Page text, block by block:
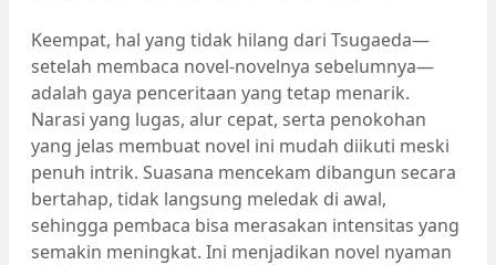
Keempat, hal yang tidak hilang dari Tsugaeda—
setelah membaca novel-novelnya sebelumnya—
adalah gaya penceritaan yang tetap menarik.
Narasi yang lugas, alur cepat, serta penokohan
yang jelas membuat novel ini mudah diikuti meski
penuh intrik. Suasana mencekam dibangun secara
bertahap, tidak langsung meledak di awal,
sehingga pembaca bisa merasakan intensitas yang
semakin meningkat. Ini menjadikan novel nyaman